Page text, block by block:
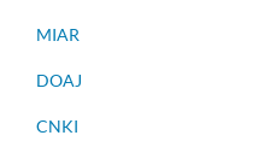
MIAR
DOAJ
CNKI